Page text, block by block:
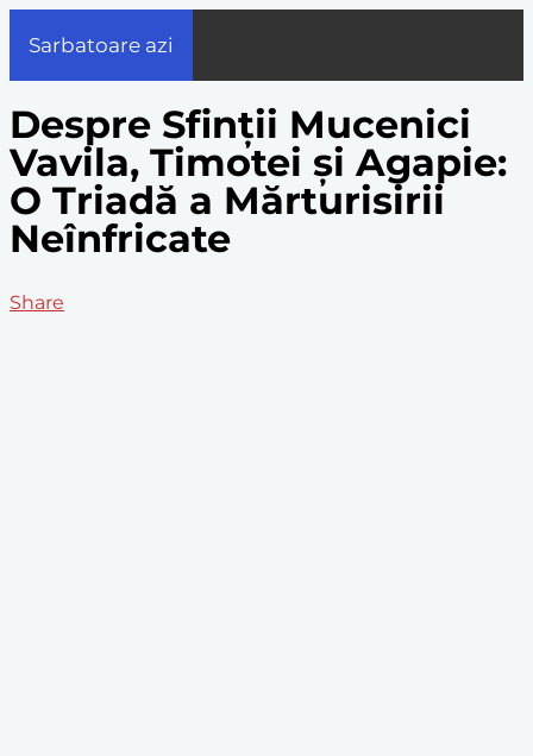
Sarbatoare azi
Despre Sfinții Mucenici
Vavila, Timotei și Agapie:
O Triadă a Mărturisirii
Neînfricate
Share